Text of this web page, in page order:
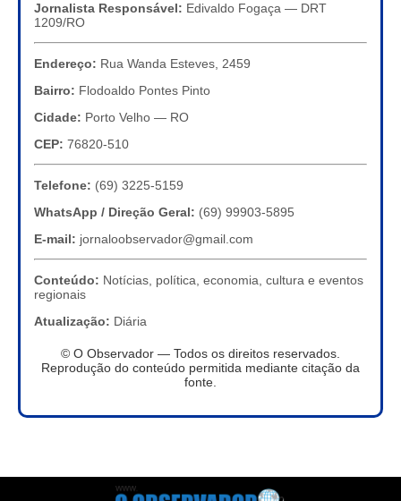
Jornalista Responsável: Edivaldo Fogaça — DRT
1209/RO
Endereço: Rua Wanda Esteves, 2459
Bairro: Flodoaldo Pontes Pinto
Cidade: Porto Velho — RO
CEP: 76820-510
Telefone: (69) 3225-5159
WhatsApp / Direção Geral: (69) 99903-5895
E-mail: jornaloobservador@gmail.com
Conteúdo: Notícias, política, economia, cultura e eventos
regionais
Atualização: Diária
© O Observador — Todos os direitos reservados.
Reprodução do conteúdo permitida mediante citação da
fonte.